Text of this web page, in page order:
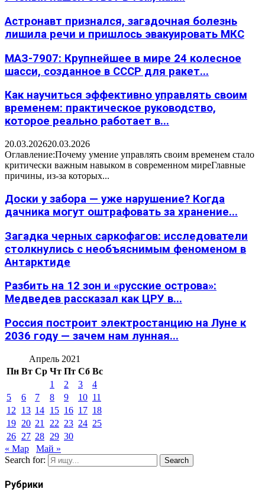
Астронавт признался, загадочная болезнь
лишила речи и пришлось эвакуировать МКС
МАЗ-7907: Крупнейшее в мире 24 колесное
шасси, созданное в СССР для ракет...
Как научиться эффективно управлять своим
временем: практическое руководство,
которое реально работает в...
20.03.202620.03.2026
Оглавление:Почему умение управлять своим временем стало
критически важным навыком в современном миреГлавные
причины, из-за которых...
Доски у забора — уже нарушение? Когда
дачника могут оштрафовать за хранение...
Загадка черных саркофагов: исследователи
столкнулись с необъяснимым феноменом в
Антарктиде
Разбить на 12 зон и «русские острова»:
Медведев рассказал как ЦРУ в...
Россия построит электростанцию на Луне к
2036 году — зачем нам лунная...
Апрель 2021
Пн Вт Ср Чт Пт Сб Вс
1
2 3
4
5
6 7 8 9 10 11
12
13 14 15 16 17 18
19 20 21 22 23 24 25
26 27 28 29 30
« Мар
Май »
Search for:
Search
Рубрики